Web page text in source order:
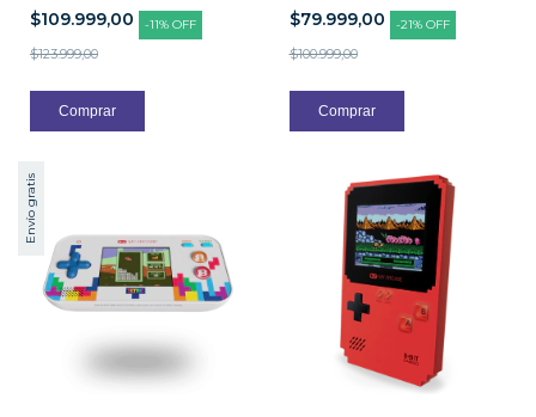
$109.999,00 -11% OFF
$123.999,00
$79.999,00 -21% OFF
$100.999,00
Envío gratis